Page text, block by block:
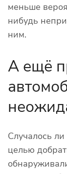
меньше
нибудь
ним.
А ещё
Случалось
целью